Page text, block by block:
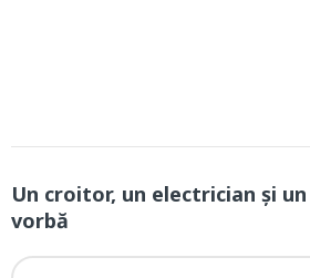
Un croitor, un electrician și
vorbă